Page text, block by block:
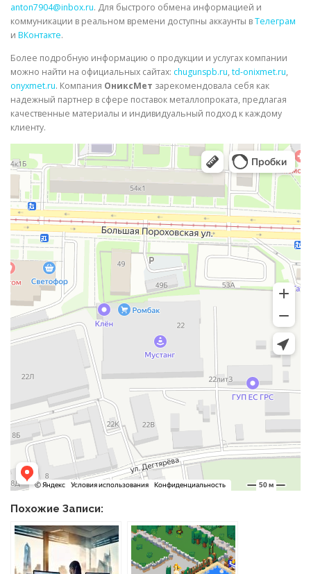
anton7904@inbox.ru. Для быстрого обмена информацией и
коммуникации в реальном времени доступны аккаунты вТелеграм
и ВКонтакте.
Более подробную информацию о продукции и услугах компании
можно найти на официальных сайтах: chugunspb.ru, td-onixmet.ru,
onyxmet.ru. Компания ОниксМет зарекомендовала себя как
надежный партнер в сфере поставок металлопроката, предлагая
качественные материалы и индивидуальный подход к каждому
клиенту.
Похожие Записи: